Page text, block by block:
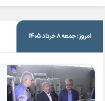
۳ تیر ۱۴۰۴
امروز: جمعه ۸ خرداد ۱۴۰۵